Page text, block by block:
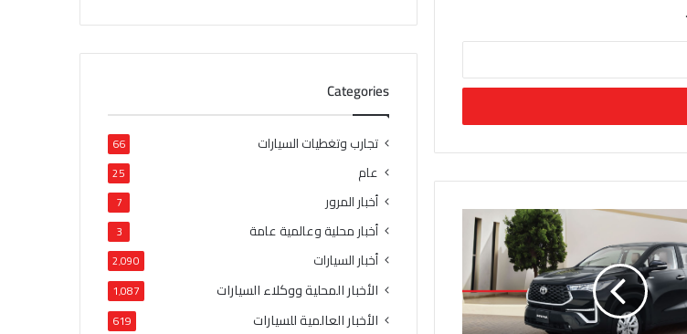
Categories
تجارب وتغطيات السيارات 66
عام 25
أخبار المرور 7
أخبار محلية وعالمية عامة 3
أخبار السيارات 2٬090
الأخبار المحلية ووكلاء السيارات 1٬087
الأخبار العالمية للسيارات 619